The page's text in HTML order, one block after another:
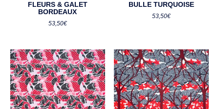
FLEURS & GALET
BORDEAUX
53,50€
BULLE TURQUOISE
53,50€